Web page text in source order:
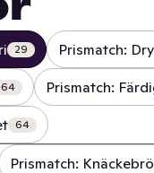
29 Prismatch:
64 Prismatch:
64
Prismatch: